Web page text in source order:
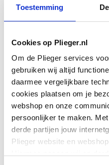
Toestemming
Cookies op Plieger.nl
Om de Plieger services
gebruiken wij altijd
daarmee vergelijkbare
cookies plaatsen om je
webshop en onze
persoonlijker te maken.
derde partijen jouw
Plieger website en
deliver
yMeth
od
pliege
r.nl
lidc
Linked